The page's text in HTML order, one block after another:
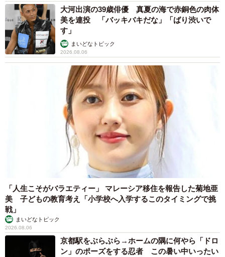
大河出演の39歳俳優 真夏の海で赤銅色の肉体
美を連投 「バッキバキだな」「ばり渋いで
す」
まいどなトピック
2026.08.06
「人生こそがバラエティー」 マレーシア移住を報告した菊地亜
美 子どもの教育考え「小学校へ入学するこのタイミングで挑
戦」
まいどなトピック
2026.08.06
京都駅をぶらぶら→ホームの隅に何やら「ドロ
ン」のポーズをする忍者 この暑い中いったい